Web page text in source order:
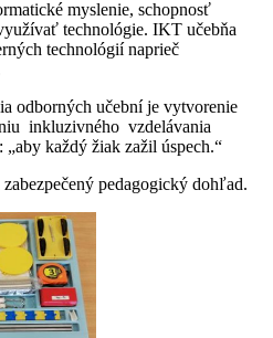
myslenie, schopnosť
technológie. IKT učebňa
technológií naprieč
odborných učební je vytvorenie
inkluzivného vzdelávania
každý žiak zažil úspech.“
pedagogický dohľad.